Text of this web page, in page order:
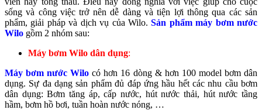
sống và công việc trở nên dễ dàng và tiện lợi thông qua các sản
phẩm, giải pháp và dịch vụ của Wilo.Sản phẩm máy bơm nước
Wilo gồm 2 nhóm sau:
Máy bơm Wilo dân dụng:
Máy bơm nước Wilo có hơn 16 dòng & hơn 100 model bơm dân
dụng. Sự đa dạng sản phẩm đủ đáp ứng hầu hết các nhu cầu bơm
dân dụng: Bơm tăng áp, cấp nước, hút nước thải, hút nước tầng
hầm, bơm hồ bơi, tuần hoàn nước nóng, …